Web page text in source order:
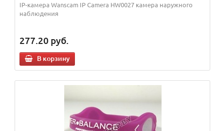
IP-камерa Wanscam IP Camera HW0027 камера наружного
наблюдения
277.20 руб.
В корзину